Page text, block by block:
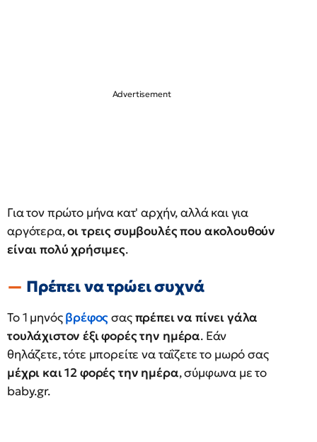
Για τον πρώτο μήνα κατ' αρχήν, αλλά και για
αργότερα,οι τρεις συμβουλές που ακολουθούν
είναι πολύ χρήσιμες.
Πρέπει να τρώει συχνά
Το 1 μηνόςβρέφοςσαςπρέπει να πίνει γάλα
τουλάχιστον έξι φορές την ημέρα. Εάν
θηλάζετε, τότε μπορείτε να ταΐζετε το μωρό σας
μέχρι και 12 φορές την ημέρα, σύμφωνα με το
baby.gr.